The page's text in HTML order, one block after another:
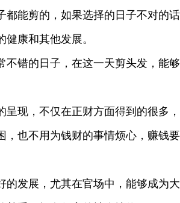
能剪的，如果选择的日子不对的
康和其他发展。
错的日子，在这一天剪头发，能
现，不仅在正财方面得到的很多
也不用为钱财的事情烦心，赚钱
发展，尤其在官场中，能够成为